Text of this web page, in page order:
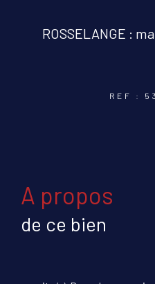
ROSSELANGE :
REF :
a propos
de ce bien